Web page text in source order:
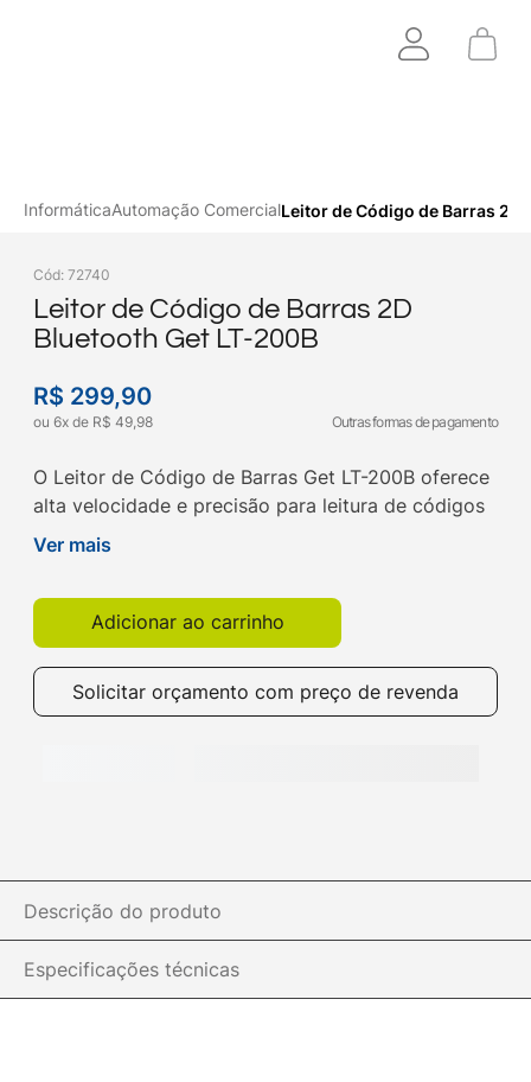
InformáticaAutomação ComercialLeitor de Código de Barras 2D
Cód: 72740
Leitor de Código de Barras 2D
Bluetooth Get LT-200B
R$ 299,90
ou 6x de R$ 49,98 Outras formas de pagamento
O Leitor de Código de Barras Get LT-200B oferece
alta velocidade e precisão para leitura de códigos
1D e 2D, incluindo QR Code, DataMatrix, PDF417, e
Ver mais
Adicionar ao carrinho
Solicitar orçamento com preço de revenda
Descrição do produto
Especificações técnicas